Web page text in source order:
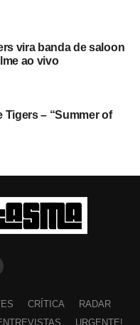
vira banda de saloon
ao vivo
Tigers – “Summer of
CRÍTICA
RADAR
URGENTE!